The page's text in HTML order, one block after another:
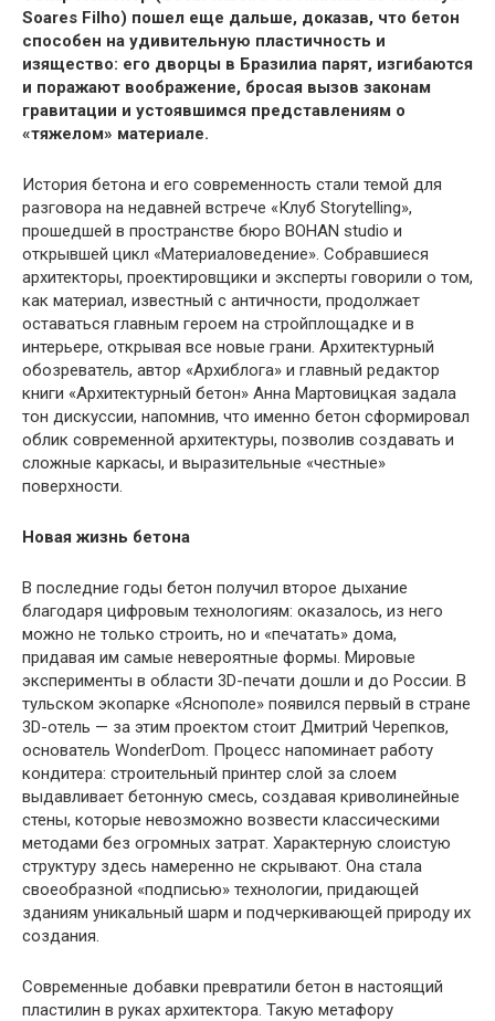
Soares Filho) пошел еще дальше, доказав, что бетон
способен на удивительную пластичность и
изящество: его дворцы в Бразилиа парят, изгибаются
и поражают воображение, бросая вызов законам
гравитации и устоявшимся представлениям о
«тяжелом» материале.
История бетона и его современность стали темой для
разговора на недавней встрече «Клуб Storytelling»,
прошедшей в пространстве бюро BOHAN studio и
открывшей цикл «Материаловедение». Собравшиеся
архитекторы, проектировщики и эксперты говорили о том,
как материал, известный с античности, продолжает
оставаться главным героем на стройплощадке и в
интерьере, открывая все новые грани. Архитектурный
обозреватель, автор «Архиблога» и главный редактор
книги «Архитектурный бетон» Анна Мартовицкая задала
тон дискуссии, напомнив, что именно бетон сформировал
облик современной архитектуры, позволив создавать и
сложные каркасы, и выразительные «честные»
поверхности.
Новая жизнь бетона
В последние годы бетон получил второе дыхание
благодаря цифровым технологиям: оказалось, из него
можно не только строить, но и «печатать» дома,
придавая им самые невероятные формы. Мировые
эксперименты в области 3D-печати дошли и до России. В
тульском экопарке «Яснополе» появился первый в стране
3D-отель — за этим проектом стоит Дмитрий Черепков,
основатель WonderDom. Процесс напоминает работу
кондитера: строительный принтер слой за слоем
выдавливает бетонную смесь, создавая криволинейные
стены, которые невозможно возвести классическими
методами без огромных затрат. Характерную слоистую
структуру здесь намеренно не скрывают. Она стала
своеобразной «подписью» технологии, придающей
зданиям уникальный шарм и подчеркивающей природу их
создания.
Современные добавки превратили бетон в настоящий
пластилин в руках архитектора. Такую метафору